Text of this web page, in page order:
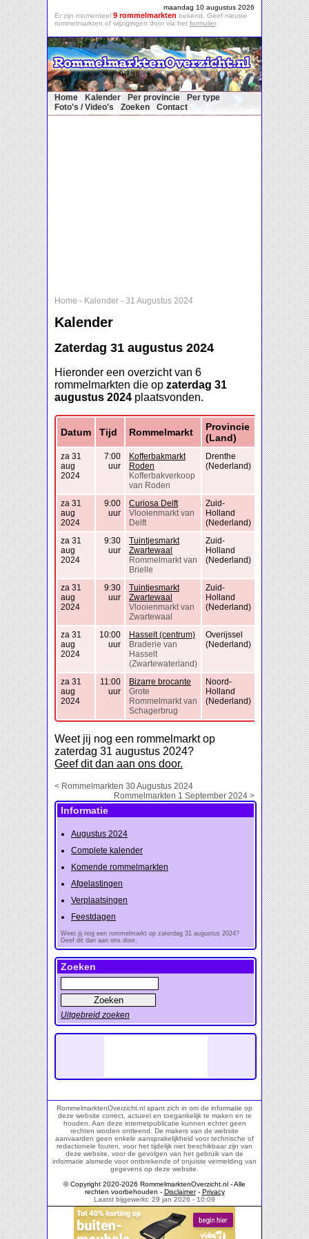
maandag 10 augustus 2026
Er zijn momenteel 9 rommelmarkten bekend. Geef nieuwe
rommelmarkten of wijzigingen door via het formulier.
Home Kalender Per provincie
Per type
Foto's / Video's
Zoeken Contact
Home - Kalender - 31 Augustus 2024
Kalender
Zaterdag 31 augustus 2024
Hieronder een overzicht van 6
rommelmarkten die op zaterdag 31
augustus 2024 plaatsvonden.
Datum Tijd Rommelmarkt
Provincie
(Land)
za 31
aug
2024
7:00
uur
Kofferbakmarkt
Roden
Kofferbakverkoop
van Roden
Drenthe
(Nederland)
za 31
aug
2024
9:00
uur
Curiosa Delft
Vlooienmarkt van
Delft
Zuid-
Holland
(Nederland)
za 31
aug
2024
9:30
uur
Tuintjesmarkt
Zwartewaal
Rommelmarkt van
Brielle
Zuid-
Holland
(Nederland)
za 31
aug
2024
9:30
uur
Tuintjesmarkt
Zwartewaal
Vlooienmarkt van
Zwartewaal
Zuid-
Holland
(Nederland)
za 31
aug
2024
10:00
uur
Hasselt (centrum)
Braderie van
Hasselt
(Zwartewaterland)
Overijssel
(Nederland)
za 31
aug
2024
11:00
uur
Bizarre brocante
Grote
Rommelmarkt van
Schagerbrug
Noord-
Holland
(Nederland)
Weet jij nog een rommelmarkt op
zaterdag 31 augustus 2024?
Geef dit dan aan ons door.
< Rommelmarkten 30 Augustus 2024
Rommelmarkten 1 September 2024 >
Informatie
Augustus 2024
Complete kalender
Komende rommelmarkten
Afgelastingen
Verplaatsingen
Feestdagen
Weet jij nog een rommelmarkt op zaterdag 31 augustus 2024?
Geef dit dan aan ons door.
Zoeken
Uitgebreid zoeken
RommelmarktenOverzicht.nl spant zich in om de informatie op
deze website correct, actueel en toegankelijk te maken en te
houden. Aan deze internetpublicatie kunnen echter geen
rechten worden ontleend. De makers van de website
aanvaarden geen enkele aansprakelijkheid voor technische of
redactionele fouten, voor het tijdelijk niet beschikbaar zijn van
deze website, voor de gevolgen van het gebruik van de
informatie alsmede voor ontbrekende of onjuiste vermelding van
gegevens op deze website.
© Copyright 2020-2026 RommelmarktenOverzicht.nl - Alle
rechten voorbehouden - Disclaimer- Privacy
Laatst bijgewerkt: 29 jan 2026 - 10:09